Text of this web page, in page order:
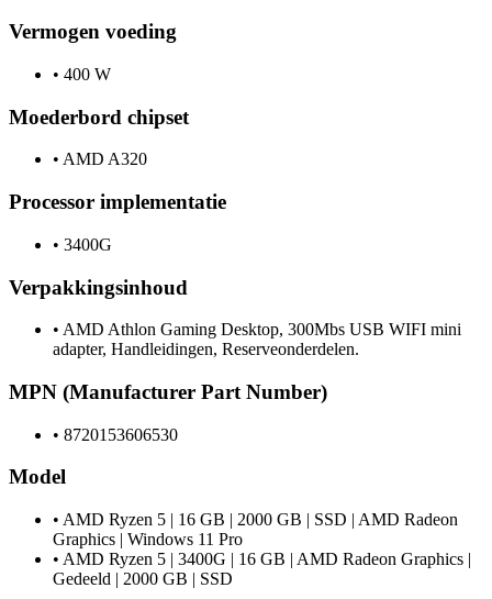
Vermogen voeding
• 400 W
Moederbord chipset
• AMD A320
Processor implementatie
• 3400G
Verpakkingsinhoud
• AMD Athlon Gaming Desktop, 300Mbs USB WIFI mini
adapter, Handleidingen, Reserveonderdelen.
MPN (Manufacturer Part Number)
• 8720153606530
Model
• AMD Ryzen 5 | 16 GB | 2000 GB | SSD | AMD Radeon
Graphics | Windows 11 Pro
• AMD Ryzen 5 | 3400G | 16 GB | AMD Radeon Graphics |
Gedeeld | 2000 GB | SSD